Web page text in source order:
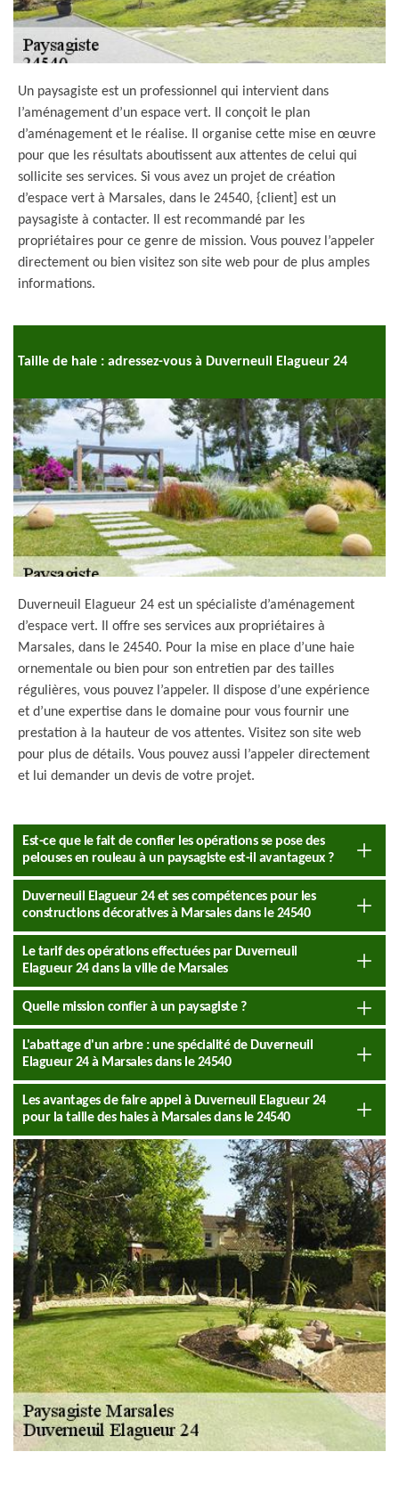
Un paysagiste est un professionnel qui intervient dans
l’aménagement d’un espace vert. Il conçoit le plan
d’aménagement et le réalise. Il organise cette mise en œuvre
pour que les résultats aboutissent aux attentes de celui qui
sollicite ses services. Si vous avez un projet de création
d’espace vert à Marsales, dans le 24540, {client] est un
paysagiste à contacter. Il est recommandé par les
propriétaires pour ce genre de mission. Vous pouvez l’appeler
directement ou bien visitez son site web pour de plus amples
informations.
Taille de haie : adressez-vous à Duverneuil Elagueur 24
Duverneuil Elagueur 24 est un spécialiste d’aménagement
d’espace vert. Il offre ses services aux propriétaires à
Marsales, dans le 24540. Pour la mise en place d’une haie
ornementale ou bien pour son entretien par des tailles
régulières, vous pouvez l’appeler. Il dispose d’une expérience
et d’une expertise dans le domaine pour vous fournir une
prestation à la hauteur de vos attentes. Visitez son site web
pour plus de détails. Vous pouvez aussi l’appeler directement
et lui demander un devis de votre projet.
Est-ce que le fait de confier les opérations se pose des
pelouses en rouleau à un paysagiste est-il avantageux ?
Duverneuil Elagueur 24 et ses compétences pour les
constructions décoratives à Marsales dans le 24540
Le tarif des opérations effectuées par Duverneuil
Elagueur 24 dans la ville de Marsales
Quelle mission confier à un paysagiste ?
L'abattage d'un arbre : une spécialité de Duverneuil
Elagueur 24 à Marsales dans le 24540
Les avantages de faire appel à Duverneuil Elagueur 24
pour la taille des haies à Marsales dans le 24540